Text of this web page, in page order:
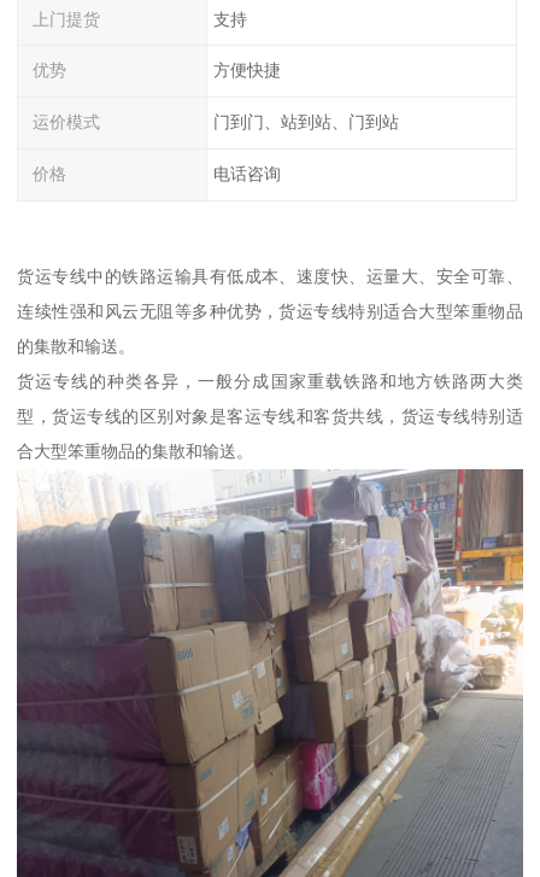
上门提货 支持
优势 方便快捷
运价模式 门到门、站到站、门到站
价格 电话咨询
货运专线中的铁路运输具有低成本、速度快、运量大、安全可靠、
连续性强和风云无阻等多种优势，货运专线特别适合大型笨重物品
的集散和输送。
货运专线的种类各异，一般分成国家重载铁路和地方铁路两大类
型，货运专线的区别对象是客运专线和客货共线，货运专线特别适
合大型笨重物品的集散和输送。